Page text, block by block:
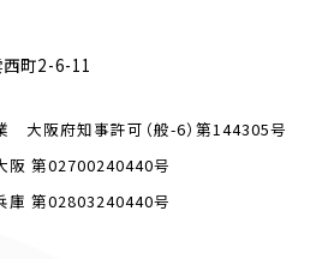
町2-6-11
阪府知事許可（般-6）第144305号
第02700240440号
第02803240440号